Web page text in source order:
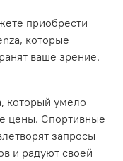
приобрести
которые
ваше зрение.
который умело
цены. Спортивные
запросы
и радуют своей